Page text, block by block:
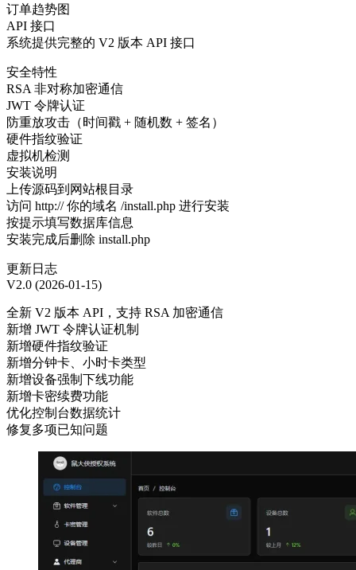
订单趋势图
API 接口
系统提供完整的 V2 版本 API 接口
安全特性
RSA 非对称加密通信
JWT 令牌认证
防重放攻击（时间戳 + 随机数 + 签名）
硬件指纹验证
虚拟机检测
安装说明
上传源码到网站根目录
访问 http:// 你的域名 /install.php 进行安装
按提示填写数据库信息
安装完成后删除 install.php
更新日志
V2.0 (2026-01-15)
全新 V2 版本 API，支持 RSA 加密通信
新增 JWT 令牌认证机制
新增硬件指纹验证
新增分钟卡、小时卡类型
新增设备强制下线功能
新增卡密续费功能
优化控制台数据统计
修复多项已知问题